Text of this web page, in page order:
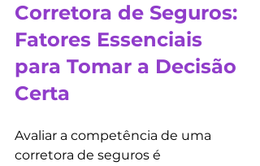
Corretora de Seguros:
Fatores Essenciais
para Tomar a Decisão
Certa
Avaliar a competência de uma
corretora de seguros é